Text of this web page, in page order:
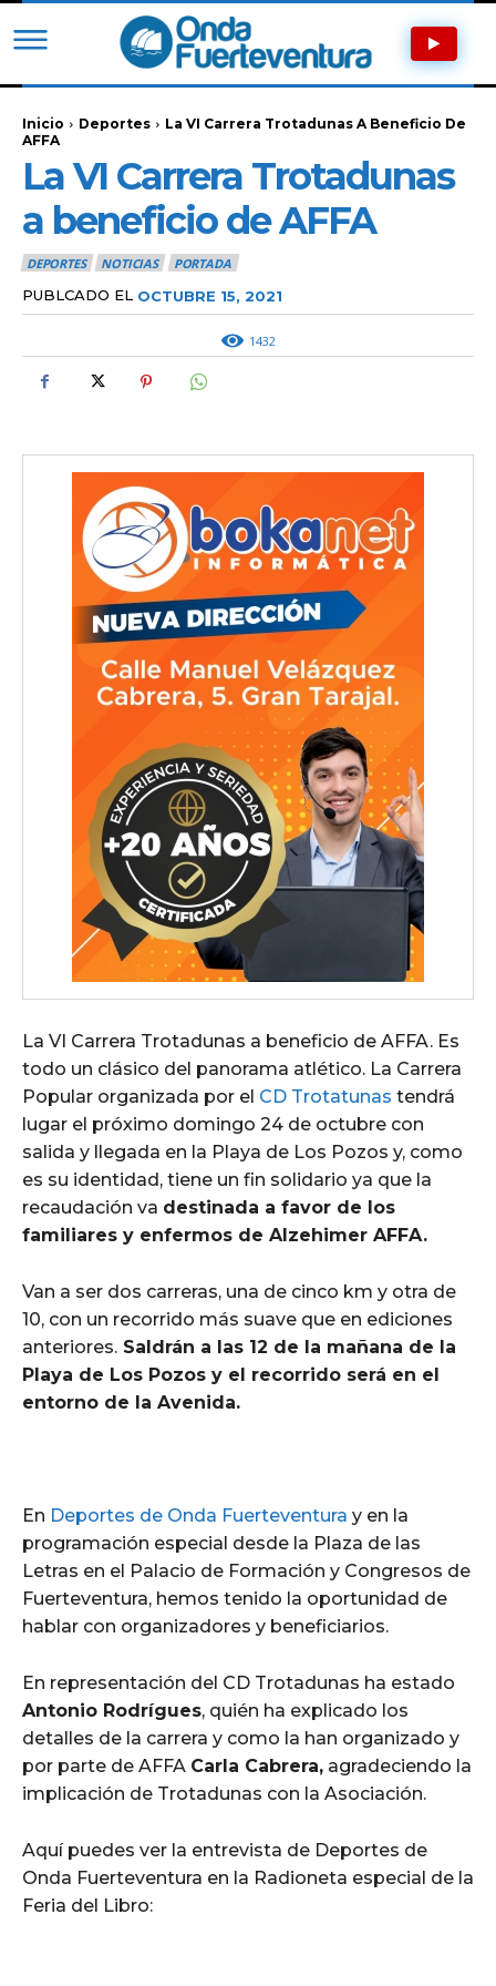
Inicio Deportes
La VI Carrera Trotadunas A Beneficio De
AFFA
La VI Carrera Trotadunas
a beneficio de AFFA
DEPORTES NOTICIAS PORTADA
PUBLCADO EL OCTUBRE 15, 2021
1432
La VI Carrera Trotadunas a beneficio de AFFA. Es
todo un clásico del panorama atlético. La Carrera
Popular organizada por el CD Trotatunas tendrá
lugar el próximo domingo 24 de octubre con
salida y llegada en la Playa de Los Pozos y, como
es su identidad, tiene un fin solidario ya que la
recaudación va destinada a favor de los
familiares y enfermos de Alzehimer AFFA.
Van a ser dos carreras, una de cinco km y otra de
10, con un recorrido más suave que en ediciones
anteriores. Saldrán a las 12 de la mañana de la
Playa de Los Pozos y el recorrido será en el
entorno de la Avenida.
En Deportes de Onda Fuerteventura y en la
programación especial desde la Plaza de las
Letras en el Palacio de Formación y Congresos de
Fuerteventura, hemos tenido la oportunidad de
hablar con organizadores y beneficiarios.
En representación del CD Trotadunas ha estado
Antonio Rodrígues, quién ha explicado los
detalles de la carrera y como la han organizado y
por parte de AFFA Carla Cabrera, agradeciendo la
implicación de Trotadunas con la Asociación.
Aquí puedes ver la entrevista de Deportes de
Onda Fuerteventura en la Radioneta especial de la
Feria del Libro: